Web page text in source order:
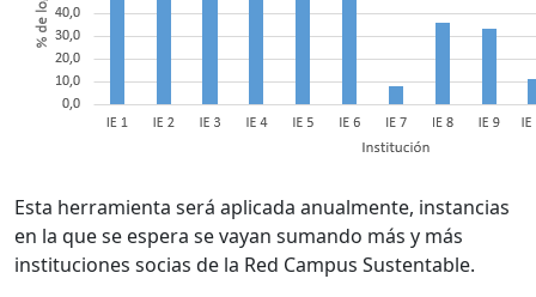
Esta herramienta será aplicada anualmente, instancias
en la que se espera se vayan sumando más y más
instituciones socias de la Red Campus Sustentable.